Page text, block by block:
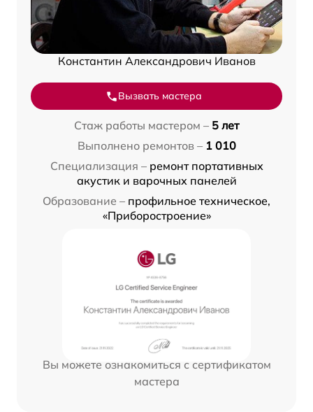
Константин Александрович Иванов
Вызвать мастера
Стаж работы мастером – 5 лет
Выполнено ремонтов – 1 010
Специализация – ремонт портативных
акустик и варочных панелей
Образование – профильное техническое,
«Приборостроение»
Вы можете ознакомиться с сертификатом
мастера